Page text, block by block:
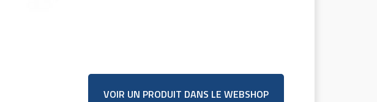
VOIR UN PRODUIT DANS LE WEBSHOP